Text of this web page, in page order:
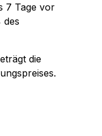
7 Tage vor
des
die